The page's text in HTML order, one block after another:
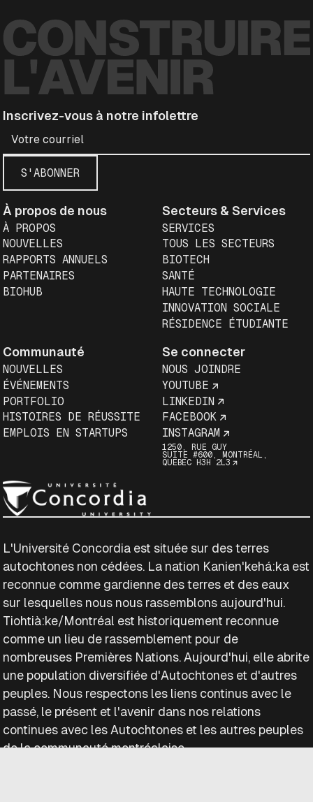
Inscrivez-vous à notre infolettre
À propos de nous
À PROPOS
NOUVELLES
RAPPORTS ANNUELS
PARTENAIRES
BIOHUB
Secteurs & Services
SERVICES
TOUS LES SECTEURS
BIOTECH
SANTÉ
HAUTE TECHNOLOGIE
INNOVATION SOCIALE
RÉSIDENCE ÉTUDIANTE
Communauté
NOUVELLES
ÉVÉNEMENTS
PORTFOLIO
HISTOIRES DE RÉUSSITE
EMPLOIS EN STARTUPS
Se connecter
NOUS JOINDRE
YOUTUBE
LINKEDIN
FACEBOOK
INSTAGRAM
1250, RUE GUY
SUITE #600, MONTRÉAL,
QUÉBEC H3H 2L3
L'Université Concordia est située sur des terres
autochtones non cédées. La nation Kanien'kehá:ka est
reconnue comme gardienne des terres et des eaux
sur lesquelles nous nous rassemblons aujourd'hui.
Tiohtià:ke/Montréal est historiquement reconnue
comme un lieu de rassemblement pour de
nombreuses Premières Nations. Aujourd'hui, elle abrite
une population diversifiée d'Autochtones et d'autres
peuples. Nous respectons les liens continus avec le
passé, le présent et l'avenir dans nos relations
continues avec les Autochtones et les autres peuples
de la communauté montréalaise.